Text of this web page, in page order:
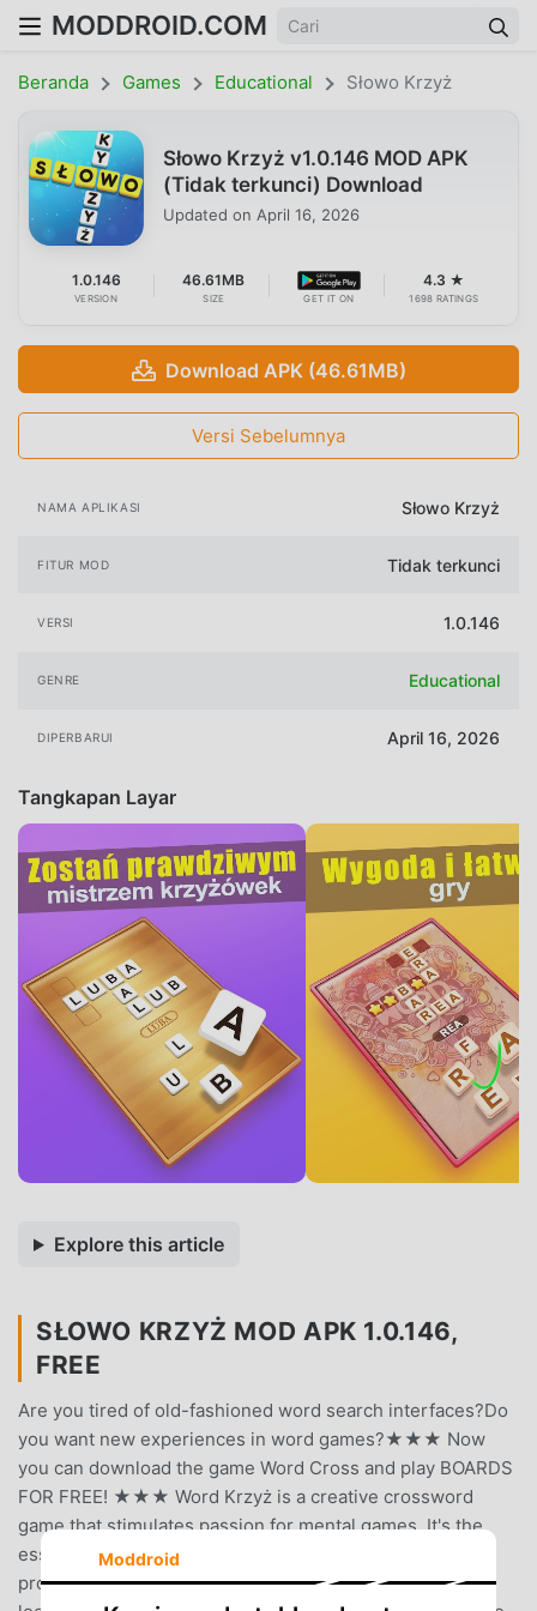
MODDROID.COM
Beranda Games Educational Słowo Krzyż
Słowo Krzyż v1.0.146 MOD APK
(Tidak terkunci) Download
Updated on April 16, 2026
1.0.146
VERSION
46.61MB
SIZE GET IT ON
4.3 ★
1698 RATINGS
Download APK (46.61MB)
Versi Sebelumnya
NAMA APLIKASI Słowo Krzyż
FITUR MOD Tidak terkunci
VERSI 1.0.146
GENRE Educational
DIPERBARUI April 16, 2026
Tangkapan Layar
Explore this article
SŁOWO KRZYŻ MOD APK 1.0.146,
FREE
Are you tired of old-fashioned word search interfaces?Do
you want new experiences in word games?★★★ Now
you can download the game Word Cross and play BOARDS
FOR FREE! ★★★ Word Krzyż is a creative crossword
game that stimulates passion for mental games. It's the
essence of word games - it completely pulls IN and
provides ENTERTAINMENT to the player.➤ New, fresh
Moddroid